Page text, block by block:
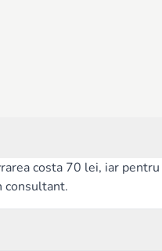
costa 70 lei, iar
consultant.